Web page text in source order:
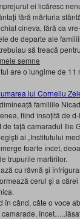
ei licăresc
fără mărturia
cineva, fără ca
de departe ale
să treacă
semne
are o lungime de 11
familiile
fiind însoţită de
de faţă camaradul Ilie
ai „Institutului
foarte încet,
trupurile martirilor.
cu râvnă şi
cerul şi a
în când, câte o voce
camarade,